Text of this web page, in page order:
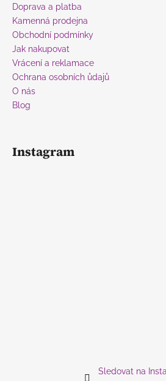
Doprava a platba
Kamenná prodejna
Obchodní podmínky
Jak nakupovat
Vrácení a reklamace
Ochrana osobních ůdajů
O nás
Blog
Instagram
Sledovat na